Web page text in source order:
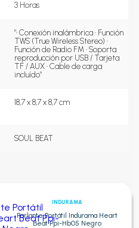
3 Horas
"• Conexión inalámbrica • Función
TWS (True Wireless Stereo) •
Función de Radio FM • Soporta
reproducción por USB / Tarjeta
TF / AUX • Cable de carga
incluído"
18,7 x 8,7 x 8,7 cm
SOUL BEAT
INDURAMA
Parlante Portátil Indurama Heart
Beat Ppi-Hb05 Negro